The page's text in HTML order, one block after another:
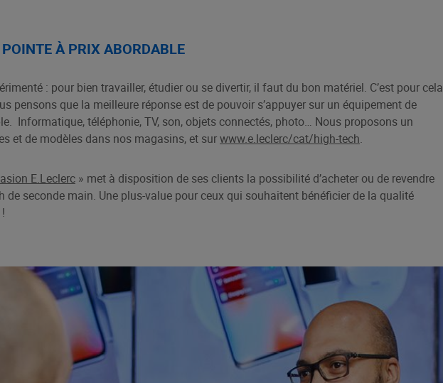
À PRIX ABORDABLE
: pour bien travailler, étudier ou se divertir, il faut du bon matériel. C’est pour cela
pensons que la meilleure réponse est de pouvoir s’appuyer sur un équipement de
Informatique, téléphonie, TV, son, objets connectés, photo… Nous proposons un
et de modèles dans nos magasins, et surwww.e.leclerc/cat/high-tech.
E.Leclerc » met à disposition de ses clients la possibilité d’acheter ou de revendre
de seconde main. Une plus-value pour ceux qui souhaitent bénéficier de la qualité